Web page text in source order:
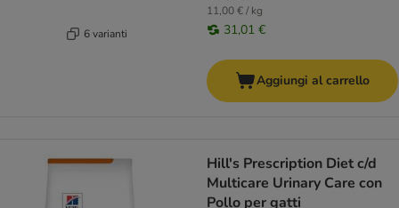
6 varianti
11,00 € / kg
31,01 €
Aggiungi al carrello
Hill's Prescription Diet c/d
Multicare Urinary Care con
Pollo per gatti